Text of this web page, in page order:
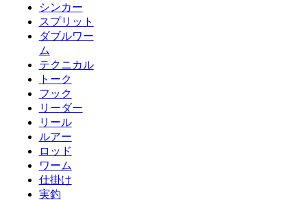
シンカー
スプリット
ダブルワー
ム
テクニカル
トーク
フック
リーダー
リール
ルアー
ロッド
ワーム
仕掛け
実釣